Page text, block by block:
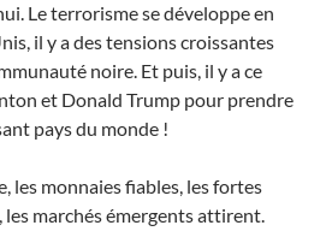
Le terrorisme se développe en
il y a des tensions croissantes
noire. Et puis, il y a ce
et Donald Trump pour prendre
pays du monde !
les monnaies fiables, les fortes
marchés émergents attirent.